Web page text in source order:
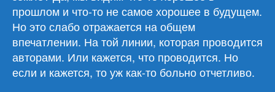
прошлом и что-то не самое хорошее в будущем.
Но это слабо отражается на общем
впечатлении. На той линии, которая проводится
авторами. Или кажется, что проводится. Но
если и кажется, то уж как-то больно отчетливо.